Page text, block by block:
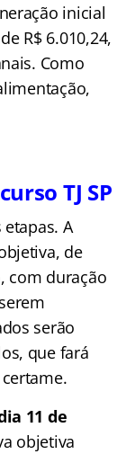
inicial
R$ 6.010,24,
Como
TJ SP
A
de
com duração
serão
que fará
11 de
objetiva